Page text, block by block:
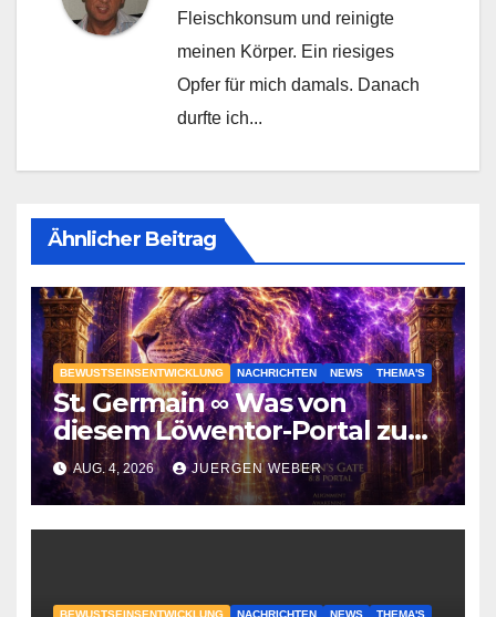
Fleischkonsum und reinigte
meinen Körper. Ein riesiges
Opfer für mich damals. Danach
durfte ich...
Ähnlicher Beitrag
BEWUSTSEINSENTWICKLUNG NACHRICHTEN NEWS THEMA'S
St. Germain ∞ Was von
diesem Löwentor-Portal zu
erwarten ist
AUG. 4, 2026 JUERGEN WEBER
BEWUSTSEINSENTWICKLUNG NACHRICHTEN NEWS THEMA'S